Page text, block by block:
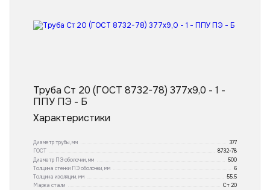
Труба Ст 20 (ГОСТ 8732-78) 377x9,0 - 1 -
ППУ ПЭ - Б
Характеристики
Диаметр трубы, мм
377
ГОСТ
8732-78
Диаметр ПЭ оболочки, мм
500
Толщина стенки ПЭ оболочки, мм
6
Толщина изоляции, мм
55.5
Марка стали
Ст 20